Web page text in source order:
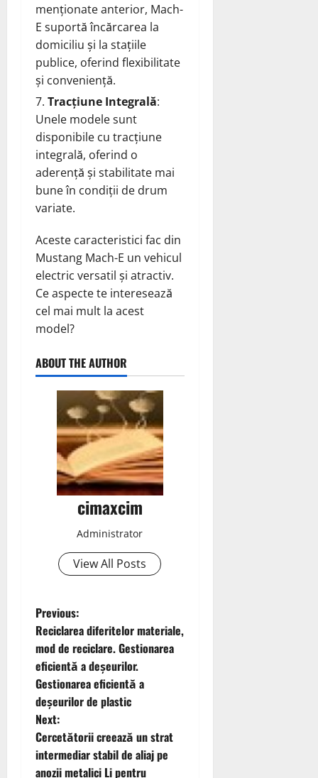
menționate anterior, Mach-
E suportă încărcarea la
domiciliu și la stațiile
publice, oferind flexibilitate
și conveniență.
Tracțiune Integrală:
Unele modele sunt
disponibile cu tracțiune
integrală, oferind o
aderență și stabilitate mai
bune în condiții de drum
variate.
Aceste caracteristici fac din
Mustang Mach-E un vehicul
electric versatil și atractiv.
Ce aspecte te interesează
cel mai mult la acest
model?
ABOUT THE AUTHOR
cimaxcim
Administrator
View All Posts
P
o
s
t
n
a
Previous:
Reciclarea diferitelor materiale,
mod de reciclare. Gestionarea
eficientă a deșeurilor.
Gestionarea eficientă a
deșeurilor de plastic
Next:
Cercetătorii creează un strat
intermediar stabil de aliaj pe
anozii metalici Li pentru